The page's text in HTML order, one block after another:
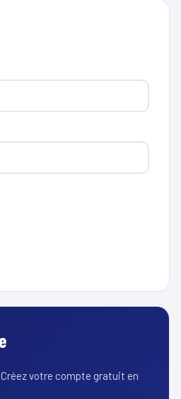
votre compte gratuit en